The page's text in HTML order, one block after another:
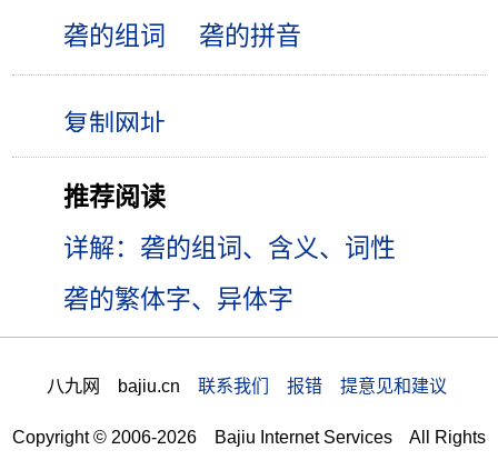
砻的组词
砻的拼音
推荐阅读
详解：砻的组词、含义、词性
砻的繁体字、异体字
八九网 bajiu.cn 联系我们 报错 提意见和建议
Copyright © 2006-2026 Bajiu Internet Services All Rights